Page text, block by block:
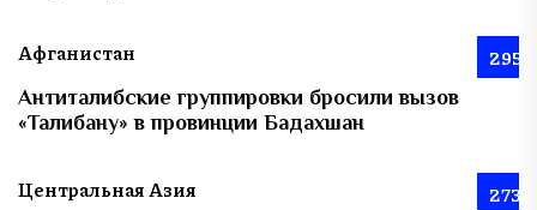
Афганистан 295
Антиталибские группировки бросили вызов
«Талибану» в провинции Бадахшан
Центральная Азия 273